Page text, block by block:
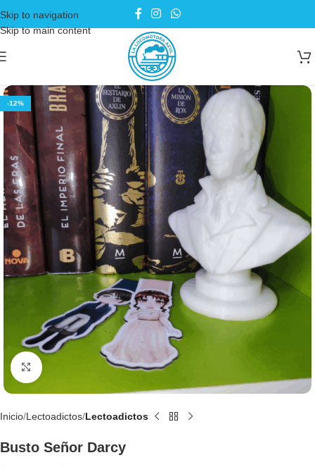
Skip to navigation
Skip to main content
-12%
Clic para agrandar
Inicio Lectoadictos Lectoadictos
Busto Señor Darcy